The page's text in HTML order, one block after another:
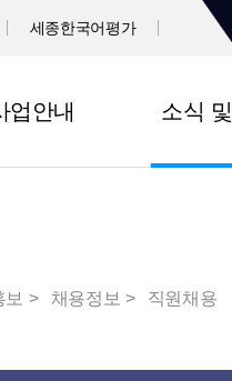
세종한국어평가
업안내 소식
보 채용정보 직원채용